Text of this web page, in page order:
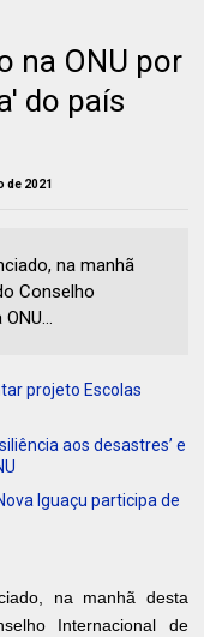
na ONU por
do país
de 2021
na manhã
Conselho
projeto Escolas
aos desastres’ e
Iguaçu participa de
na manhã desta
Internacional de